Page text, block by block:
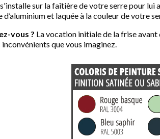
sur la faîtière de votre serre pour lui
d’aluminium et laquée à la couleur de votre
vous ? La vocation initiale de la frise
inconvénients que vous imaginez.